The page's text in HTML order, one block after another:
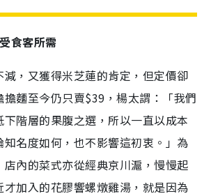
食客所需
，又獲得米芝蓮的肯定，但定價卻
麵至今仍只賣$39，楊太謂：「我們
階層的果腹之選，所以一直以成本
名度如何，也不影響這初衷。」為
店內的菜式亦從經典京川滬，慢慢起
才加入的花膠響螺燉雞湯，就是因為